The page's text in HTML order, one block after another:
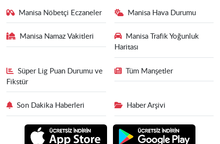
Manisa Nöbetçi Eczaneler Manisa Hava Durumu
Manisa Namaz Vakitleri
Manisa Trafik Yoğunluk
Haritası
Süper Lig Puan Durumu ve
Fikstür
Tüm Manşetler
Son Dakika Haberleri Haber Arşivi